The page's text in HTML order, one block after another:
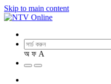
Skip to main content
অ ফ A